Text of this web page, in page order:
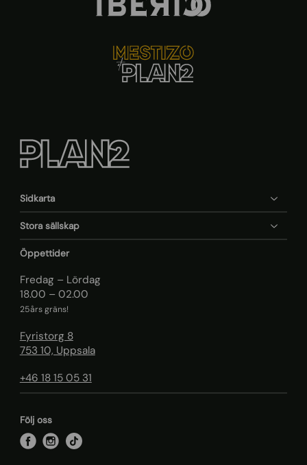
Sidkarta
Stora sällskap
Öppettider
Fredag – Lördag
18.00 – 02.00
25års gräns!
Fyristorg 8
753 10, Uppsala
+46 18 15 05 31
Följ oss
f
i
t